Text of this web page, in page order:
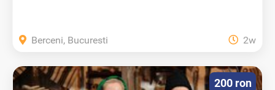
Berceni, Bucuresti 2w
200 ron